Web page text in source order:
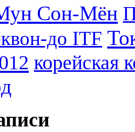
Сон-Мён
до ITF
корейская